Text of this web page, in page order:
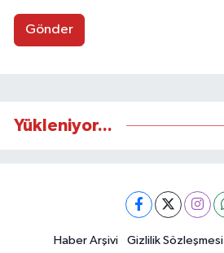
Gönder
Yükleniyor...
Haber Arşivi Gizlilik Sözleşmesi